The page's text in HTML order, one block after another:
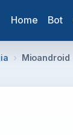
Home Bot
Mioandroid